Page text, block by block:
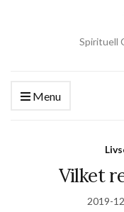
Spirituell
Menu
Vilket
2019-